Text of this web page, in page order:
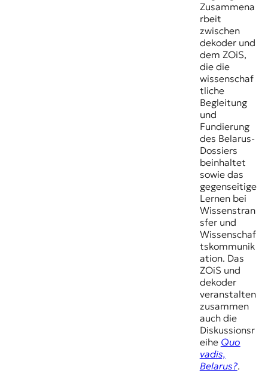
Zusammena
rbeit
zwischen
dekoder und
dem ZOiS,
die die
wissenschaf
tliche
Begleitung
und
Fundierung
des Belarus-
Dossiers
beinhaltet
sowie das
gegenseitige
Lernen bei
Wissenstran
sfer und
Wissenschaf
tskommunik
ation. Das
ZOiS und
dekoder
veranstalten
zusammen
auch die
Diskussionsr
eihe Quo
vadis,
Belarus?.